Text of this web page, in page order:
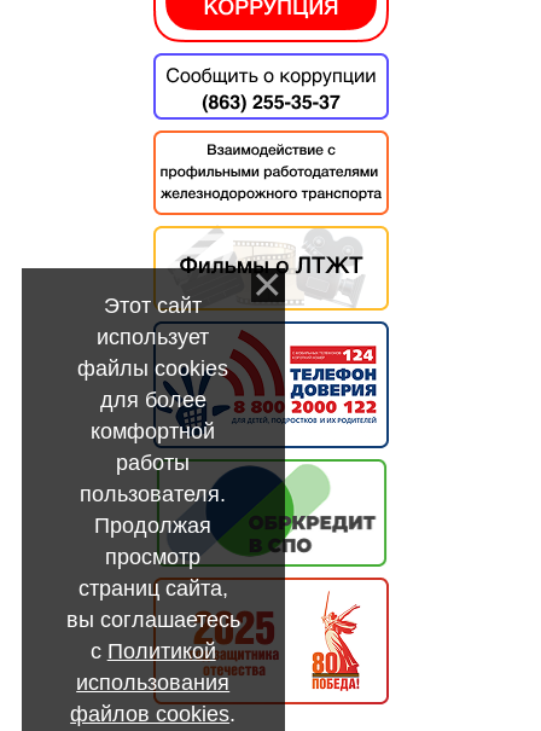
Этот сайт
использует
файлы cookies
для более
комфортной
работы
пользователя.
Продолжая
просмотр
страниц сайта,
вы соглашаетесь
с Политикой
использования
файлов cookies.